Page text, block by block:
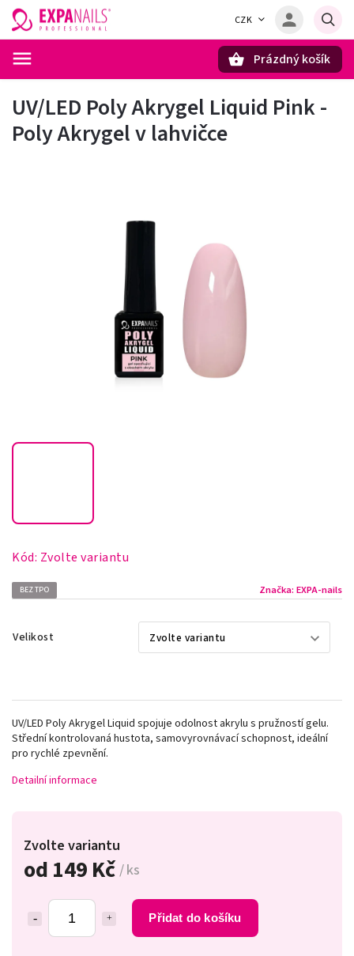
CZK
Prázdný košík
UV/LED Poly Akrygel Liquid Pink -
Poly Akrygel v lahvičce
Kód: Zvolte variantu
BEZ TPO Značka: EXPA-nails
Velikost
od 149 Kč / ks
Přidat do košíku
Zvolte variantu
UV/LED Poly Akrygel Liquid spojuje odolnost akrylu s pružností gelu.
Střední kontrolovaná hustota, samovyrovnávací schopnost, ideální
pro rychlé zpevnění.
Detailní informace